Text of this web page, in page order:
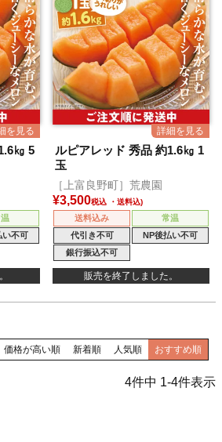
㎏ 5
い不可
ルピアレッド 秀品 約1.6㎏ 1
玉
［上富良野町］荒農園
¥3,500税込
送料込み
常温
代引き不可
NP後払い不可
銀行振込不可
販売を終了しました。
価格が高い順 新着順 人気順 おすすめ順
4件中 1-4件表示